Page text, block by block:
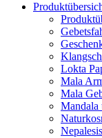
Lokta
Mala
Mala
Mandala